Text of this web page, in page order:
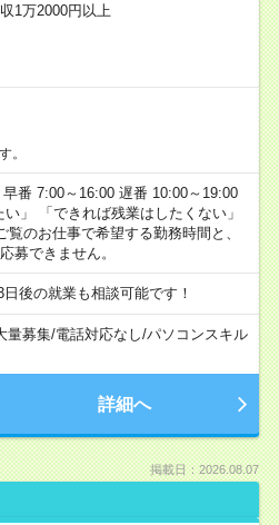
1万2000円以上
。
番 7:00～16:00 遅番 10:00～19:00
」 「できれば残業はしたくない」
のお仕事で希望する勤務時間と、
募できません。
後の就業も相談可能です！
量募集/電話対応なし/パソコンスキル
詳細へ
掲載日：2026.08.07